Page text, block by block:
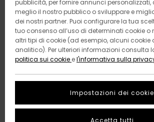
pubblicità, per fornire annunci personalizzati,
meglio il nostro pubblico o sviluppare e
dei nostri partner. Puoi configurare la tua
tuo consenso all’uso di determinati cookie
altri tipi di cookie (ad esempio, alcuni cookie
analitico). Per ulteriori informazioni consulta
politica sui cookie el'informativa sulla
Impostazioni dei cookie
Accetta tutti